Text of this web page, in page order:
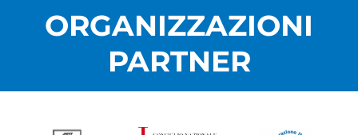
ORGANIZZAZIONI
PARTNER